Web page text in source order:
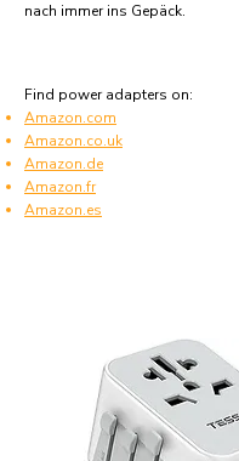
nach immer ins Gepäck.
Find power adapters on:
Amazon.com
Amazon.co.uk
Amazon.de
Amazon.fr
Amazon.es